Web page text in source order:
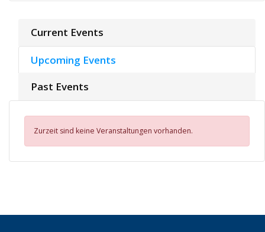
Current Events
Upcoming Events
Past Events
Zurzeit sind keine Veranstaltungen vorhanden.